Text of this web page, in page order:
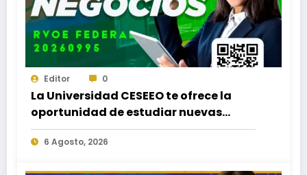
Editor 0
La Universidad CESEEO te ofrece la
oportunidad de estudiar nuevas
Licenciaturas en los Campus Oaxaca,
Puerto Escondido, Ixtepec y en la
6 Agosto, 2026